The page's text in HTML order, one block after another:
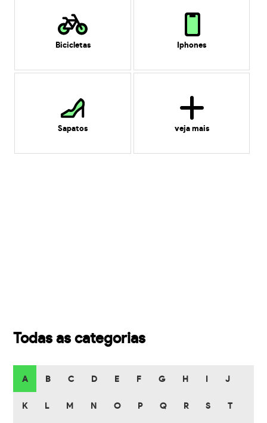
Bicicletas Iphones
Sapatos veja mais
Todas as categorias
A B C D E F G H J
K L M N O P Q R S T